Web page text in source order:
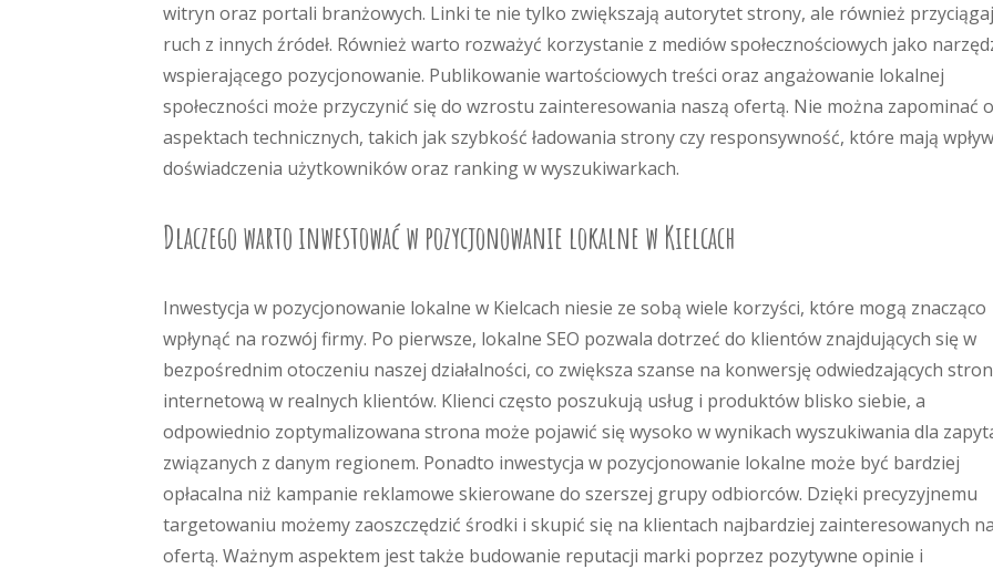
witryn oraz portali branżowych. Linki te nie tylko zwiększają autorytet strony, ale również
ruch z innych źródeł. Również warto rozważyć korzystanie z mediów społecznościowych jako
wspierającego pozycjonowanie. Publikowanie wartościowych treści oraz angażowanie lokalnej
społeczności może przyczynić się do wzrostu zainteresowania naszą ofertą. Nie można zapominać o
aspektach technicznych, takich jak szybkość ładowania strony czy responsywność, które mają
doświadczenia użytkowników oraz ranking w wyszukiwarkach.
Dlaczego warto inwestować w pozycjonowanie lokalne w Kielcach
Inwestycja w pozycjonowanie lokalne w Kielcach niesie ze sobą wiele korzyści, które mogą znacząco
wpłynąć na rozwój firmy. Po pierwsze, lokalne SEO pozwala dotrzeć do klientów znajdujących się w
bezpośrednim otoczeniu naszej działalności, co zwiększa szanse na konwersję odwiedzających
internetową w realnych klientów. Klienci często poszukują usług i produktów blisko siebie, a
odpowiednio zoptymalizowana strona może pojawić się wysoko w wynikach wyszukiwania dla
związanych z danym regionem. Ponadto inwestycja w pozycjonowanie lokalne może być bardziej
opłacalna niż kampanie reklamowe skierowane do szerszej grupy odbiorców. Dzięki precyzyjnemu
targetowaniu możemy zaoszczędzić środki i skupić się na klientach najbardziej zainteresowanych
ofertą. Ważnym aspektem jest także budowanie reputacji marki poprzez pozytywne opinie i